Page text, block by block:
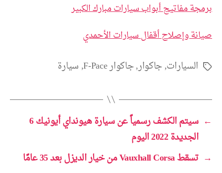
برمجة مفاتيح أبواب سيارات مبارك الكبير
صيانة وإصلاح أقفال سيارات الأحمدي
الوسومالسيارات,جاكوار,جاكوار F-Pace ,سيارة
←
سيتم الكشف رسمياً عن سيارة هيونداي أيونيك 6
الجديدة 2022 اليوم
→ تسقط Vauxhall Corsa من خيار الديزل بعد 35 عامًا